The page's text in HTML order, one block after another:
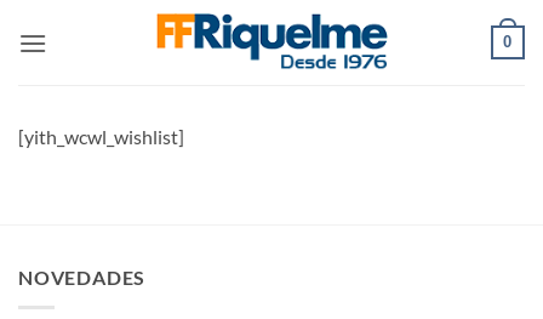
0
[yith_wcwl_wishlist]
NOVEDADES